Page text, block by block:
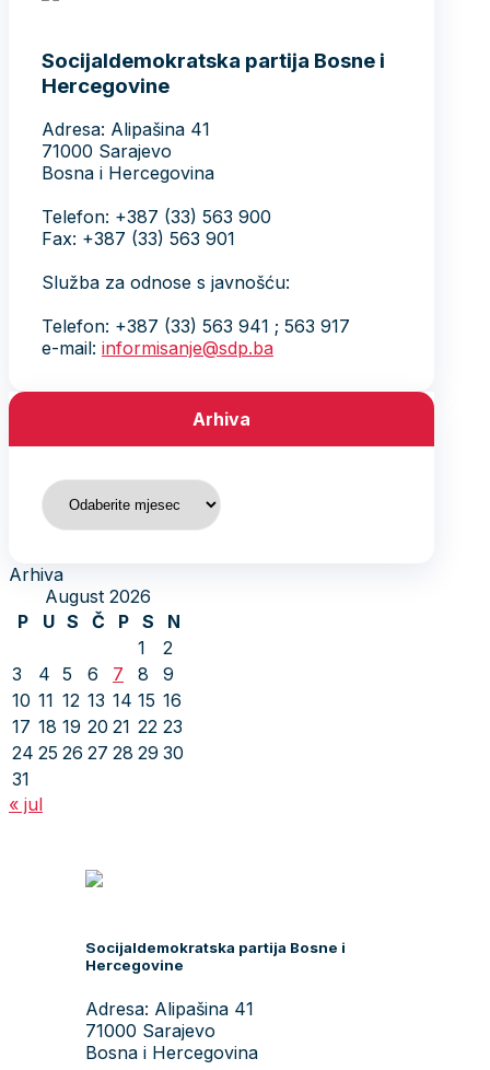
Socijaldemokratska partija Bosne i
Hercegovine
Adresa: Alipašina 41
71000 Sarajevo
Bosna i Hercegovina
Telefon: +387 (33) 563 900
Fax: +387 (33) 563 901
Služba za odnose s javnošću:
Telefon: +387 (33) 563 941 ; 563 917
e-mail: informisanje@sdp.ba
Arhiva
Arhiva
Arhiva
August 2026
P
U S Č P S
N
1
2
3
4 5 6 7 8
9
10 11 12 13 14 15 16
17 18 19 20 21 22 23
24 25 26 27 28 29 30
31
« jul
Socijaldemokratska partija Bosne i
Hercegovine
Adresa: Alipašina 41
71000 Sarajevo
Bosna i Hercegovina